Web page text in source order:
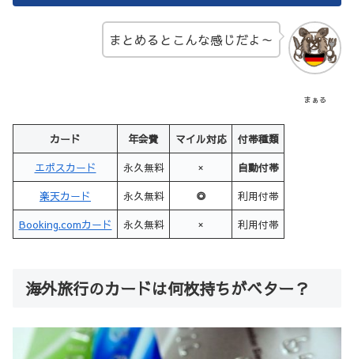
まぁる
まとめるとこんな感じだよ～
カード 年会費 マイル対応 付帯種類
エポスカード 永久無料 × 自動付帯
楽天カード 永久無料 ◎ 利用付帯
Booking.comカード 永久無料 × 利用付帯
海外旅行のカードは何枚持ちがベター？